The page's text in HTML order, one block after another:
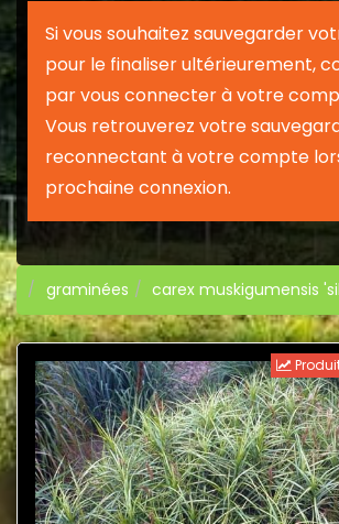
Si vous souhaitez sauvegarder
pour le finaliser ultérieurement,
par vous connecter à votre
Vous retrouverez votre
reconnectant à votre compte
prochaine connexion.
graminées carex muskigumensis